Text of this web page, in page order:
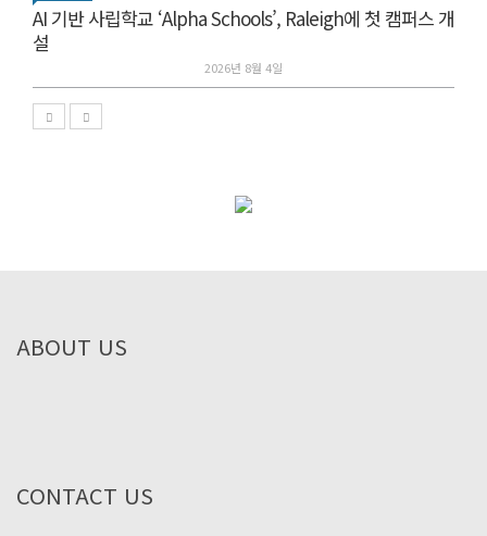
AI 기반 사립학교 ‘Alpha Schools’, Raleigh에 첫 캠퍼스 개
설
2026년 8월 4일
ABOUT US
CONTACT US